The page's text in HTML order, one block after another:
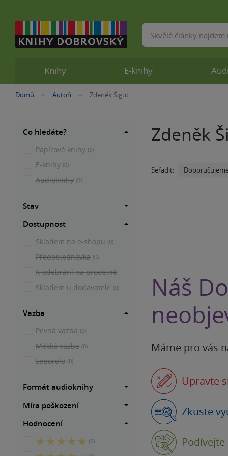
Nacházíte
Domů »Autoři »
Zdeněk Šigut
Zdeněk
Seřadit:
Náš
Máme pro vás
Upravte
Zkuste
Co hledáte?
Papírové knihy (0)
E-knihy (0)
Audioknihy (0)
Stav
Dostupnost
Skladem na e-shopu (0)
Předobjednávka (0)
K odebrání na prodejně
Skladem u dodavatele (0)
Vazba
Pevná vazba (0)
Měkká vazba (0)
Leporelo (0)
Formát audioknihy
Míra poškození
Hodnocení
5
(0)
Knihy E-knihy
Vyhledávání